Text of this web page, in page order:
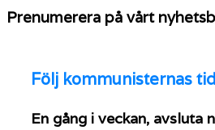
Prenumerera på vårt
Följ kommunisternas
En gång i veckan, avsluta